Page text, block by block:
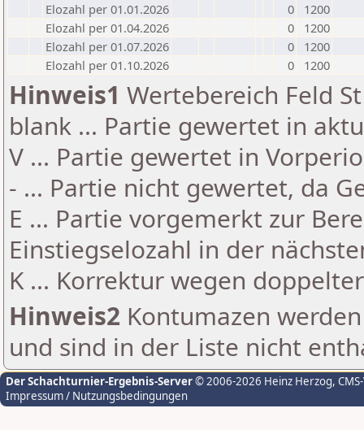
Elozahl per 01.01.2026
0
1200
Elozahl per 01.04.2026
0
1200
Elozahl per 01.07.2026
0
1200
Elozahl per 01.10.2026
0 1200
Hinweis1 Wertebereich Feld
blank ... Partie gewertet in
V ... Partie gewertet in
- ... Partie nicht gewertet, da
E ... Partie vorgemerkt zur
Einstiegselozahl in der
K ... Korrektur wegen
Hinweis2 Kontumazen
und sind in der Liste nicht
Der Schachturnier-Ergebnis-Server© 2006-2026 Heinz Herzog,
Impressum / Nutzungsbedingungen